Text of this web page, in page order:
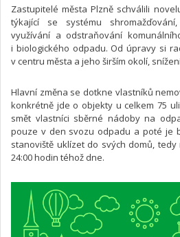
Zastupitelé města Plzně schválili
týkající se systému
využívání a odstraňování
i biologického odpadu. Od úpravy si
v centru města a jeho širším okolí,
Hlavní změna se dotkne vlastníků
konkrétně jde o objekty u celkem 75
smět vlastníci sběrné nádoby na
pouze v den svozu odpadu a poté je
stanoviště uklízet do svých domů,
24:00 hodin téhož dne.